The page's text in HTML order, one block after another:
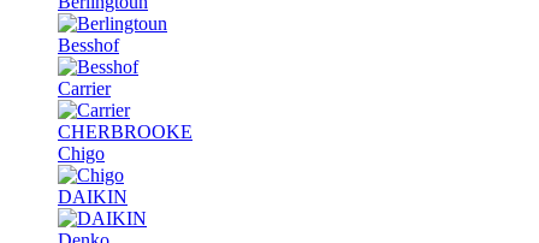
Besshof
Carrier
CHERBROOKE
Chigo
DAIKIN